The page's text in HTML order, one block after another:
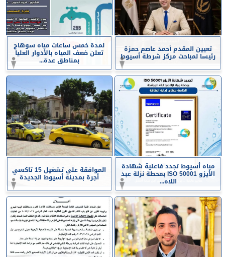
تعيين المقدم أحمد عاصم حمزة
رئيسا لمباحث مركز شرطة أسيوط
لمدة خمس ساعات مياه سوهاج
تعلن ضعف المياه بالأدوار العليا
بمناطق عدة...
مياه أسيوط تجدد فاعلية شهادة
الأيزو ISO 50001 بمحطة نزلة عبد
اللاه...
الموافقة على تشغيل 15 تاكسي
أجرة بمدينة أسيوط الجديدة